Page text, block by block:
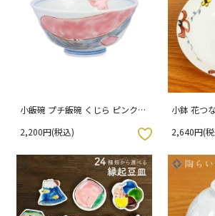
小飯碗 プチ飯碗 くじら ピンク/
2,200円(税込)
小鉢 花つ
2,640円(
お気に入りボタン